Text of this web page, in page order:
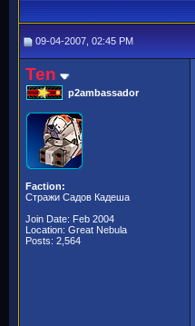
09-04-2007, 02:45 PM
Ten
p2ambassador
Faction:
Стражи Садов Кадеша
Join Date: Feb 2004
Location: Great Nebula
Posts: 2,564